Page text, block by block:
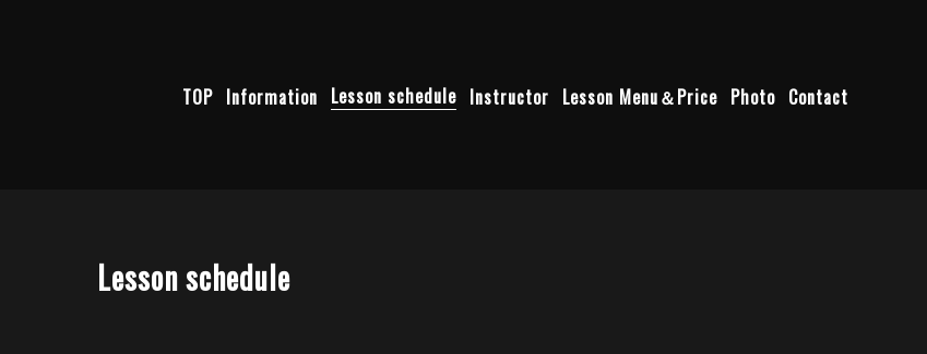
TOP Information Lesson schedule Instructor Lesson Menu＆Price Photo Contact
Lesson schedule